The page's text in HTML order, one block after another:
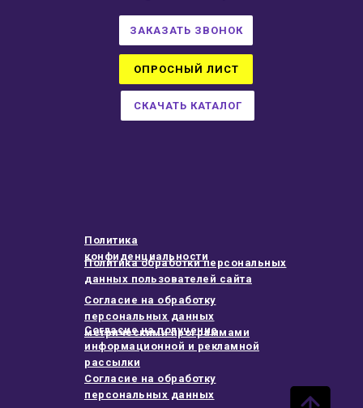
СКАЧАТЬ КАТАЛОГ
ЗАКАЗАТЬ ЗВОНОК
Политика
конфиденциальности
Политика обработки персональных
данных пользователей сайта
Согласие на обработку
персональных данных
метрическими программами
Согласие на получение
информационной и рекламной
рассылки
Согласие на обработку
персональных данных
ОПРОСНЫЙ ЛИСТ